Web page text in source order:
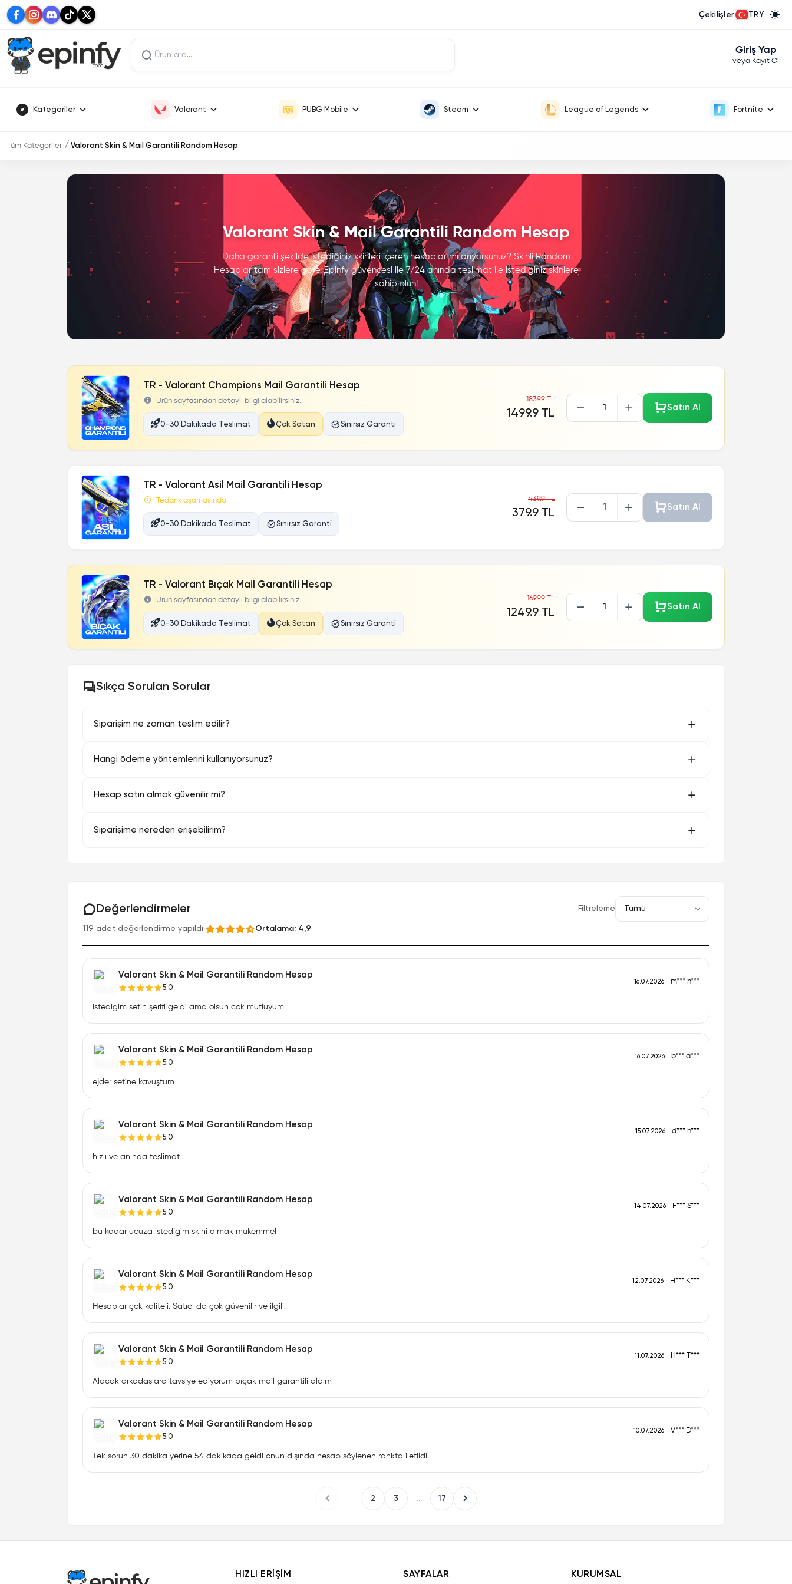
Çekilişler TRY
Giriş Yap
veya Kayıt Ol
Kategoriler Valorant PUBG Mobile Steam League of Legends Fortnite
Tüm Kategoriler Valorant Skin & Mail Garantili Random Hesap
Valorant Skin & Mail Garantili Random Hesap
Daha garanti şekilde istediğiniz skinleri içeren hesaplar mı arıyorsunuz? Skinli Random
Hesaplar tam sizlere göre. Epinfy güvencesi ile 7/24 anında teslimat ile istediğiniz skinlere
sahip olun!
TR - Valorant Champions Mail Garantili Hesap
Ürün sayfasından detaylı bilgi alabilirsiniz.
0-30 Dakikada Teslimat Çok Satan Sınırsız Garanti
1839.9 TL
1499.9 TL Satın Al
TR - Valorant Asil Mail Garantili Hesap
Tedarik aşamasında
0-30 Dakikada Teslimat Sınırsız Garanti
439.9 TL
379.9 TL Satın Al
TR - Valorant Bıçak Mail Garantili Hesap
Ürün sayfasından detaylı bilgi alabilirsiniz.
0-30 Dakikada Teslimat Çok Satan Sınırsız Garanti
1699.9 TL
1249.9 TL Satın Al
Sıkça Sorulan Sorular
Siparişim ne zaman teslim edilir?
Hangi ödeme yöntemlerini kullanıyorsunuz?
Hesap satın almak güvenilir mi?
Siparişime nereden erişebilirim?
Değerlendirmeler Filtreleme
119 adet değerlendirme yapıldı· Ortalama: 4,9
Valorant Skin & Mail Garantili Random Hesap
5.0
16.07.2026 m*** h***
istedigim setin şerifi geldi ama olsun cok mutluyum
Valorant Skin & Mail Garantili Random Hesap
5.0
16.07.2026 b*** a***
ejder setine kavuştum
Valorant Skin & Mail Garantili Random Hesap
5.0
15.07.2026 d*** h***
hızlı ve anında teslimat
Valorant Skin & Mail Garantili Random Hesap
5.0
14.07.2026 F*** S***
bu kadar ucuza istedigim skini almak mukemmel
Valorant Skin & Mail Garantili Random Hesap
5.0
12.07.2026 H*** K***
Hesaplar çok kaliteli. Satıcı da çok güvenilir ve ilgili.
Valorant Skin & Mail Garantili Random Hesap
5.0
11.07.2026 H*** T***
Alacak arkadaşlara tavsiye ediyorum bıçak mail garantili aldım
Valorant Skin & Mail Garantili Random Hesap
5.0
10.07.2026 V*** D***
Tek sorun 30 dakika yerine 54 dakikada geldi onun dışında hesap söylenen rankta iletildi
2 3 ... 17
HIZLI ERIŞIM SAYFALAR KURUMSAL